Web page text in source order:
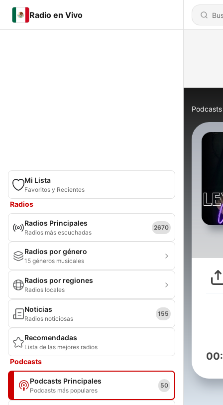
Radio en Vivo
Mi Lista
Favoritos y Recientes
Radios
Radios Principales
Radios más escuchadas
2670
Radios por género
15 géneros musicales
Radios por regiones
Radios locales
Noticias
Radios noticiosas
155
Recomendadas
Lista de las mejores radios
Podcasts
Podcasts Principales
Podcasts más populares
50
Podcasts